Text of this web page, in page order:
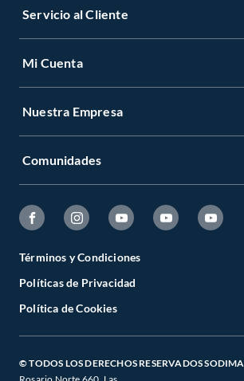
Servicio al Cliente
Mi Cuenta
Nuestra Empresa
Comunidades
Términos y Condiciones
Políticas de Privacidad
Política de Cookies
© TODOS LOS DERECHOS RESERVADOS